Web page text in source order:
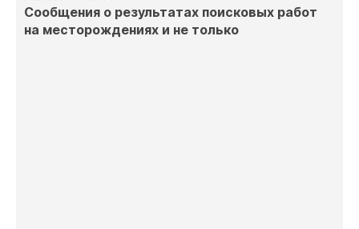
Сообщения о результатах поисковых работ
на месторождениях и не только